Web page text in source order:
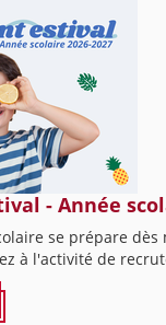
- Année
se prépare
à l'activité de